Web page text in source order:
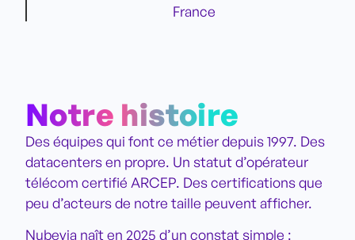
France
Notre histoire
Des équipes qui font ce métier depuis 1997. Des
datacenters en propre. Un statut d’opérateur
télécom certifié ARCEP. Des certifications que
peu d’acteurs de notre taille peuvent afficher.
Nubevia naît en 2025 d’un constat simple :